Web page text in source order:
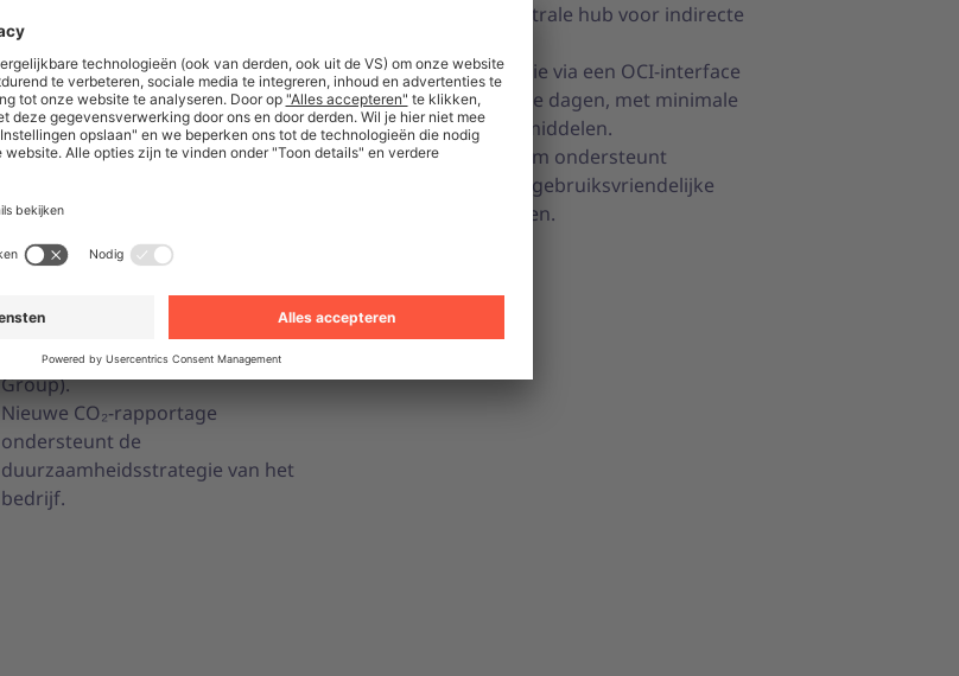
te beheren.
Toegang tot een groter
productaanbod van miljoenen
artikelen.
Eenvoudig vergelijken van artikelen
Unite.
Compliance in het
procurementproces gewaarborgd.
Soepele overzet van bestelgegevens
naar het centrale SAP HANA-
systeem via 2bits (Henrichsen
Group).
Nieuwe CO₂-rapportage
ondersteunt de
duurzaamheidsstrategie van het
bedrijf.
Unite als centrale hub voor indirecte
Implementatie via een OCI-interface
binnen enkele dagen, met minimale
inzet van IT-middelen.
Unite platform ondersteunt
efficiënte en gebruiksvriendelijke
P2P-processen.